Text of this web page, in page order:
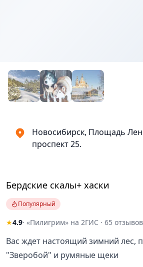
Новосибирск, Площадь
проспект 25.
Бердские скалы+ хаски
Популярный
★4.9· «Пилигрим» на 2ГИС · 65 отзывов
Вас ждет настоящий зимний лес,
"Зверобой" и румяные щеки